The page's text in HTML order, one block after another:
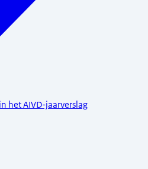
het AIVD-jaarverslag